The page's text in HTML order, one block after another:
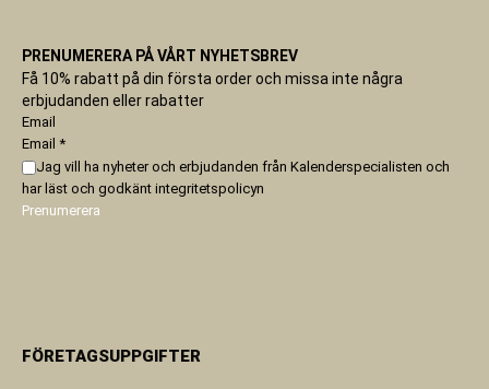
PRENUMERERA PÅ VÅRT NYHETSBREV
Få 10% rabatt på din första order och missa inte några
erbjudanden eller rabatter
Email
Email *
Jag vill ha nyheter och erbjudanden från Kalenderspecialisten och
har läst och godkänt integritetspolicyn
Prenumerera
FÖRETAGSUPPGIFTER